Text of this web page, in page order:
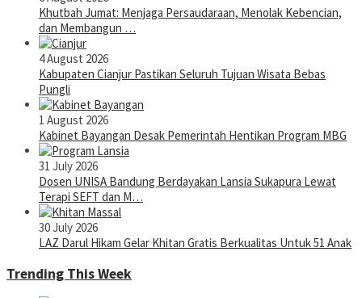
Khutbah Jumat: Menjaga Persaudaraan, Menolak Kebencian,
dan Membangun …
4 August 2026
Kabupaten Cianjur Pastikan Seluruh Tujuan Wisata Bebas
Pungli
1 August 2026
Kabinet Bayangan Desak Pemerintah Hentikan Program MBG
31 July 2026
Dosen UNISA Bandung Berdayakan Lansia Sukapura Lewat
Terapi SEFT dan M…
30 July 2026
LAZ Darul Hikam Gelar Khitan Gratis Berkualitas Untuk 51 Anak
Trending This Week